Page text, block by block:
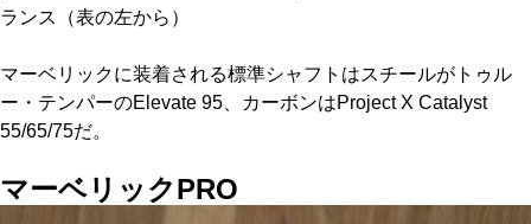
ランス（表の左から）
マーベリックに装着される標準シャフトはスチールがトゥル
ー・テンパーのElevate 95、カーボンはProject X Catalyst
55/65/75だ。
マーベリックPRO